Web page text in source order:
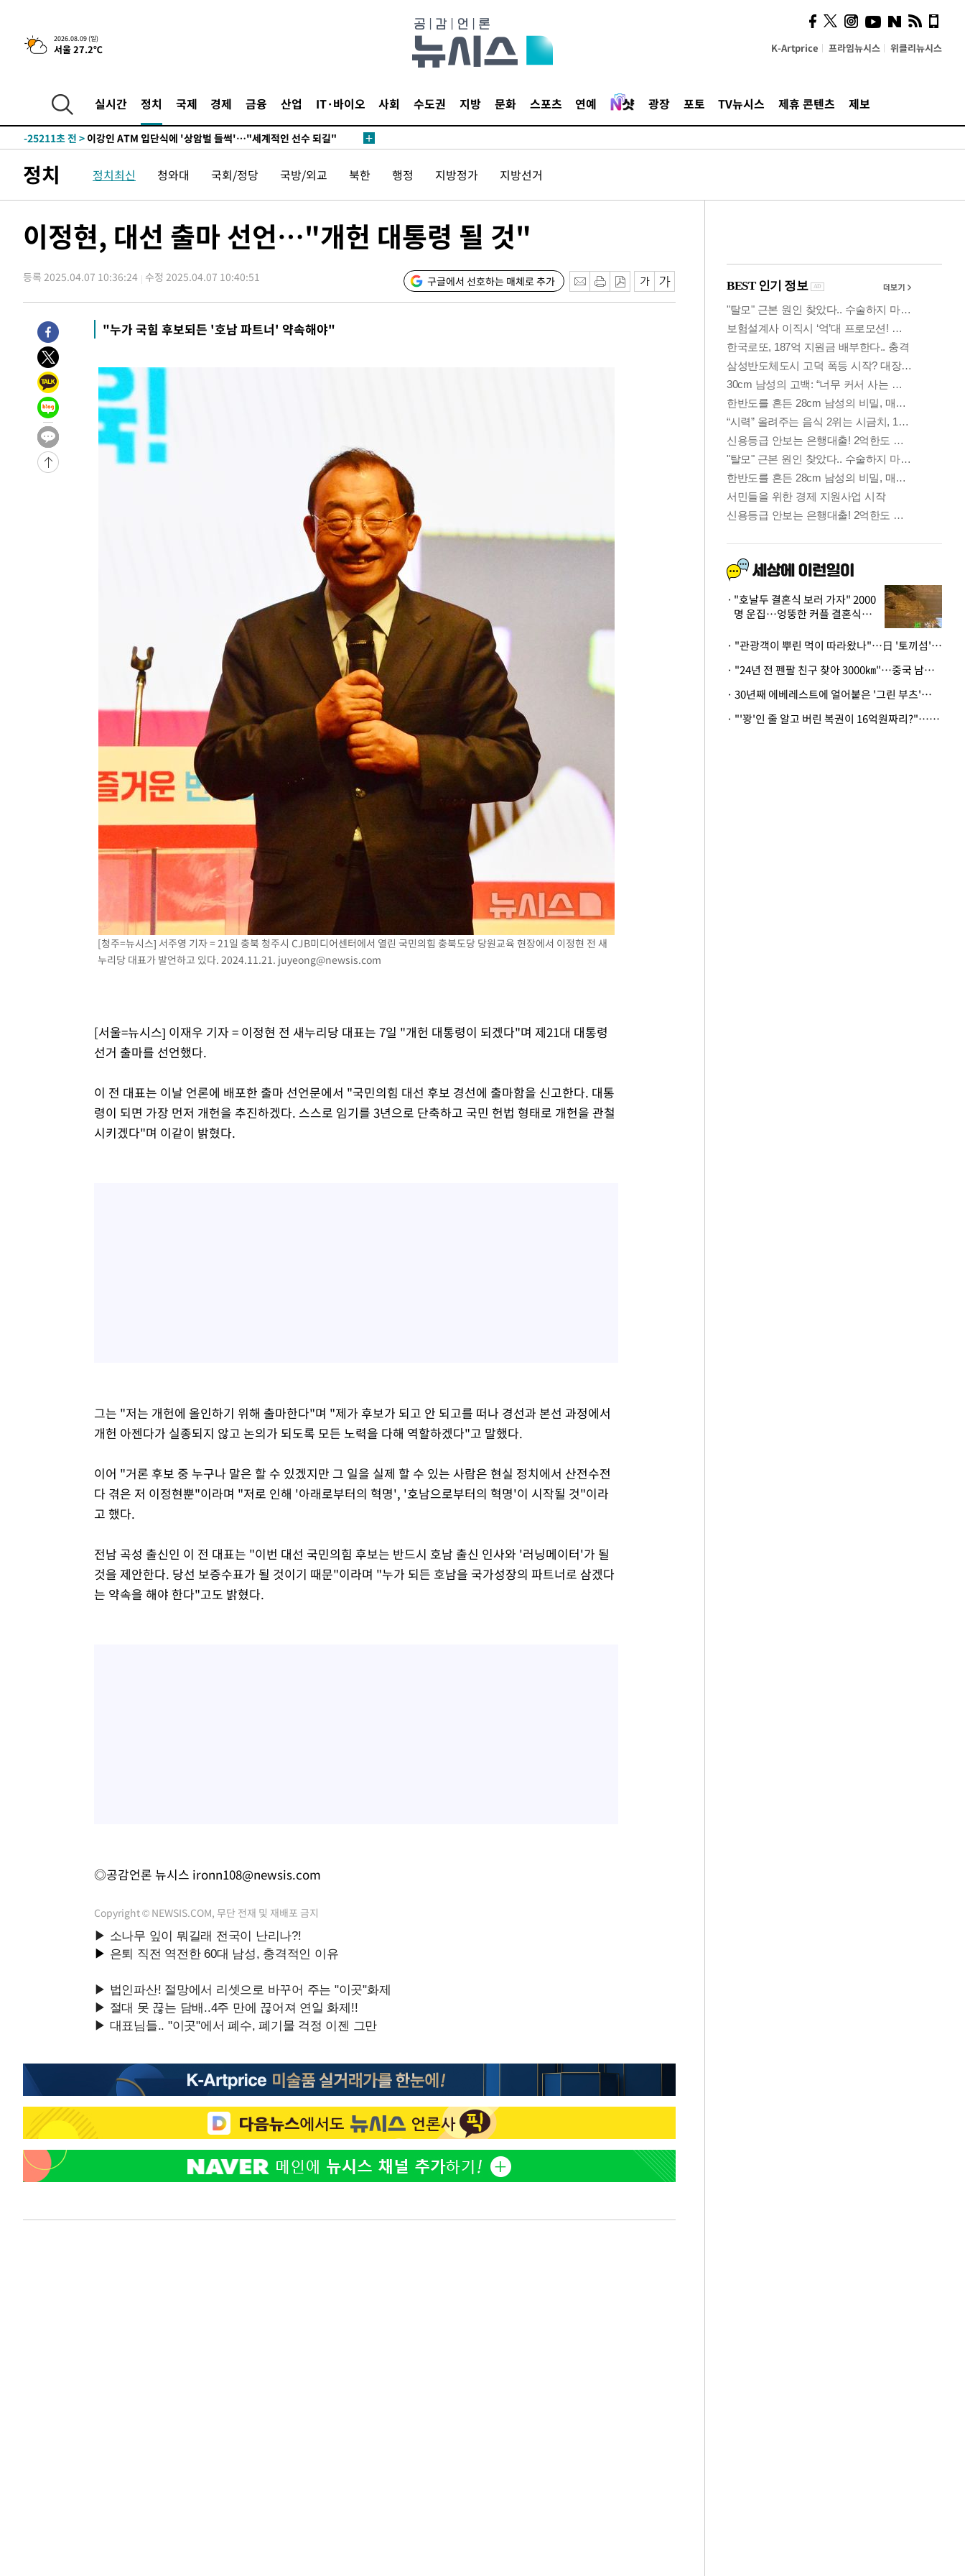
2026.08.09 (일)
서울 27.2℃ K-Artprice 프라임뉴시스 위클리뉴시스
실시간 정치 국제 경제 금융 산업 IT·바이오 사회 수도권 지방 문화 스포츠 연예 광장 포토 TV뉴시스 제휴 콘텐츠 제보
3시간 전 >콜롬비아 신임 우파 대통령 취임 하루만에 차량폭탄 폭발 사건
-30551초 전 >
[속보]'AT마드리드 7번' 이강인, 맨시티 상대로 비공식 데뷔전
-28615초 전 >
-25211초 전 > 이강인 ATM 입단식에 '상암벌 들썩'…"세계적인 선수 되길"
-21553초 전 >
AT마드리드 데뷔 앞둔 이강인, 맨시티전 선발 대신 '벤치 시작'
-20183초 전 >[속보]與 강원·TK 당원투표 합산 김민석 48.54%로 승리…정청래
44.53%
-19357초 전 >[속보]與전대 권리당원투표…강원·경북 김민석, 대구 정청래 승리
45.71%
-19066초 전 >[속보]與 당대표 경선, 대구 권리당원 투표 정청래 47.82%·김민석
-18863초 전 >[속보]與 당대표 경선, 강원 권리당원 투표 김민석 승리…50.30%
-16781초 전 >
"일본축구협회, 대한축구협회 성 접대 의혹 심판 조사"
-9423초 전 >
[속보]장은수, KLPGA 제주삼다수 역전 우승…데뷔 10년 차에 첫 정
-4788초 전 >
-4715초 전 >
손흥민, 68분 뛰고 2경기 침묵…LAFC, 톨루카에 1-0 승리(종합)
-3987초 전 >
'2경기 연속 침묵' 손흥민, 톨루카전 68분만 뛰고 슈팅 0개
-2739초 전 >
이강인, 오늘 서울서 AT마드리드 입단식…'전례 없는 특급대우'
2시간 전 >
'여긴 20도, 저긴 50도'…열화상 카메라로 본 폭염 저감시설 '온도차'
3시간 전 >
콜롬비아 신임 우파 대통령 취임 하루만에 차량폭탄 폭발 사건
'AT마드리드 7번' 이강인, 맨시티 상대로 비공식 데뷔전
[속보]'AT마드리드 7번' 이강인, 맨시티 상대로 비공식 데뷔전
네타냐후, 트럼프의 가자 평화 2차 15개조 평화안 '거부'
이강인 ATM 입단식에 '상암벌 들썩'…"세계적인 선수 되길"
AT마드리드 데뷔 앞둔 이강인, 맨시티전 선발 대신 '벤치 시작'
[속보]與 강원·TK 당원투표 합산 김민석 48.54%로 승리…정청래
與 강원·TK 당원투표 합산 김민석 46.01%로 승리…정청래
[속보]與전대 권리당원투표…강원·경북 김민석, 대구 정청래 승리
[속보]與 당대표 경선, 경북 권리당원 투표 김민석 47.37%·정청래
[속보]與 당대표 경선, 대구 권리당원 투표 정청래 47.82%·김민석
[속보]與 당대표 경선, 강원 권리당원 투표 김민석 승리…50.30%
"일본축구협회, 대한축구협회 성 접대 의혹 심판 조사"
[속보]장은수, KLPGA 제주삼다수 역전 우승…데뷔 10년 차에 첫 정
"얼마나 더웠으면"…안동 물길공원서 헤엄친 구렁이 '소동'
손흥민, 68분 뛰고 2경기 침묵…LAFC, 톨루카에 1-0 승리(종합)
'2경기 연속 침묵' 손흥민, 톨루카전 68분만 뛰고 슈팅 0개
이강인, 오늘 서울서 AT마드리드 입단식…'전례 없는 특급대우'
'여긴 20도, 저긴 50도'…열화상 카메라로 본 폭염 저감시설 '온도차'
콜롬비아 신임 우파 대통령 취임 하루만에 차량폭탄 폭발 사건
정치 정치최신 청와대 국회/정당 국방/외교 북한 행정 지방정가 지방선거
이정현, 대선 출마 선언…"개헌 대통령 될 것"
등록 2025.04.07 10:36:24 수정 2025.04.07 10:40:51 구글에서 선호하는 매체로 추가
"누가 국힘 후보되든 '호남 파트너' 약속해야"
[청주=뉴시스] 서주영 기자 = 21일 충북 청주시 CJB미디어센터에서 열린 국민의힘 충북도당 당원교육 현장에서 이정현 전 새
누리당 대표가 발언하고 있다. 2024.11.21. juyeong@newsis.com
[서울=뉴시스] 이재우 기자 = 이정현 전 새누리당 대표는 7일 "개헌 대통령이 되겠다"며 제21대 대통령
선거 출마를 선언했다.
이 전 대표는 이날 언론에 배포한 출마 선언문에서 "국민의힘 대선 후보 경선에 출마함을 신고한다. 대통
령이 되면 가장 먼저 개헌을 추진하겠다. 스스로 임기를 3년으로 단축하고 국민 헌법 형태로 개헌을 관철
시키겠다"며 이같이 밝혔다.
그는 "저는 개헌에 올인하기 위해 출마한다"며 "제가 후보가 되고 안 되고를 떠나 경선과 본선 과정에서
개헌 아젠다가 실종되지 않고 논의가 되도록 모든 노력을 다해 역할하겠다"고 말했다.
이어 "거론 후보 중 누구나 말은 할 수 있겠지만 그 일을 실제 할 수 있는 사람은 현실 정치에서 산전수전
다 겪은 저 이정현뿐"이라며 "저로 인해 '아래로부터의 혁명', '호남으로부터의 혁명'이 시작될 것"이라
고 했다.
전남 곡성 출신인 이 전 대표는 "이번 대선 국민의힘 후보는 반드시 호남 출신 인사와 '러닝메이터'가 될
것을 제안한다. 당선 보증수표가 될 것이기 때문"이라며 "누가 되든 호남을 국가성장의 파트너로 삼겠다
는 약속을 해야 한다"고도 밝혔다.
◎공감언론 뉴시스 ironn108@newsis.com
Copyright © NEWSIS.COM, 무단 전재 및 재배포 금지
사이 해답 찾았죠"…알을
깨고 나온 '초자아'
"호날두 결혼식 보러 가자" 2000
명 운집…엉뚱한 커플 결혼식에
· "관광객이 뿌린 먹이 따라왔나"…日 '토끼섬' 멧돼지, 토끼까지 사냥
· "24년 전 펜팔 친구 찾아 3000㎞"…중국 남성 사연에 '뭉클'
· 30년째 에베레스트에 얼어붙은 '그린 부츠'…드디어 가족 품으로
· "'꽝'인 줄 알고 버린 복권이 16억원짜리?"…극적으로 되찾은 사연